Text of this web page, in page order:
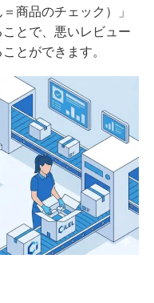
商品のチェック）」
とで、悪いレビュー
とができます。